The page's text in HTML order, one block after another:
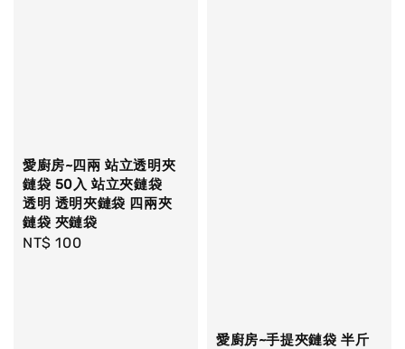
愛廚房~四兩 站立透明夾
鏈袋 50入 站立夾鏈袋
透明 透明夾鏈袋 四兩夾
鏈袋 夾鏈袋
Regular
NT$ 100
愛廚房~手提夾鏈袋 半斤